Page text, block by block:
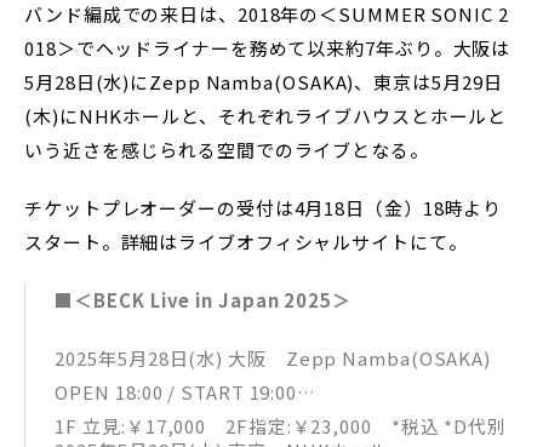
バンド編成での来日は、2018年の＜SUMMER SONIC 2
018＞でヘッドライナーを務めて以来約7年ぶり。大阪は
5月28日(水)にZepp Namba(OSAKA)、東京は5月29日
(木)にNHKホールと、それぞれライブハウスとホールと
いう近さを感じられる空間でのライブとなる。
チケットプレオーダーの受付は4月18日（金）18時より
スタート。詳細はライブオフィシャルサイトにて。
■＜BECK Live in Japan 2025＞
2025年5月28日(水) 大阪 Zepp Namba(OSAKA)
OPEN 18:00 / START 19:00
1F 立見:￥17,000 2F指定:￥23,000 *税込 *D代別